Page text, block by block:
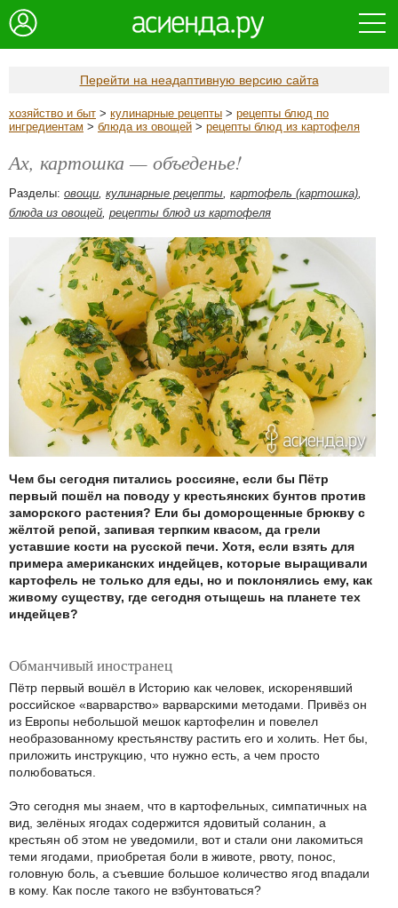
Перейти на неадаптивную версию сайта
хозяйство и быт > кулинарные рецепты > рецепты блюд по
ингредиентам > блюда из овощей > рецепты блюд из картофеля
Ах, картошка — объеденье!
Разделы: овощи, кулинарные рецепты, картофель (картошка),
блюда из овощей, рецепты блюд из картофеля
Чем бы сегодня питались россияне, если бы Пётр
первый пошёл на поводу у крестьянских бунтов против
заморского растения? Ели бы доморощенные брюкву с
жёлтой репой, запивая терпким квасом, да грели
уставшие кости на русской печи. Хотя, если взять для
примера американских индейцев, которые выращивали
картофель не только для еды, но и поклонялись ему, как
живому существу, где сегодня отыщешь на планете тех
индейцев?
Обманчивый иностранец
Пётр первый вошёл в Историю как человек, искоренявший
российское «варварство» варварскими методами. Привёз он
из Европы небольшой мешок картофелин и повелел
необразованному крестьянству растить его и холить. Нет бы,
приложить инструкцию, что нужно есть, а чем просто
полюбоваться.
Это сегодня мы знаем, что в картофельных, симпатичных на
вид, зелёных ягодах содержится ядовитый соланин, а
крестьян об этом не уведомили, вот и стали они лакомиться
теми ягодами, приобретая боли в животе, рвоту, понос,
головную боль, а съевшие большое количество ягод впадали
в кому. Как после такого не взбунтоваться?